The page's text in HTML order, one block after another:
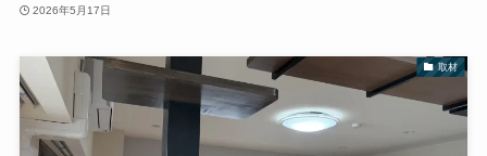
2026年5月17日
取材